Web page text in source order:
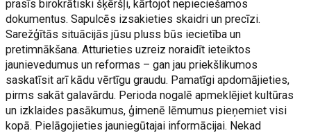
prasīs birokrātiski šķēršļi, kārtojot nepieciešamos
dokumentus. Sapulcēs izsakieties skaidri un precīzi.
Sarežģītās situācijās jūsu pluss būs iecietība un
pretimnākšana. Atturieties uzreiz noraidīt ieteiktos
jaunievedumus un reformas – gan jau priekšlikumos
saskatīsit arī kādu vērtīgu graudu. Pamatīgi apdomājieties,
pirms sakāt galavārdu. Perioda nogalē apmeklējiet kultūras
un izklaides pasākumus, ģimenē lēmumus pieņemiet visi
kopā. Pielāgojieties jauniegūtajai informācijai. Nekad